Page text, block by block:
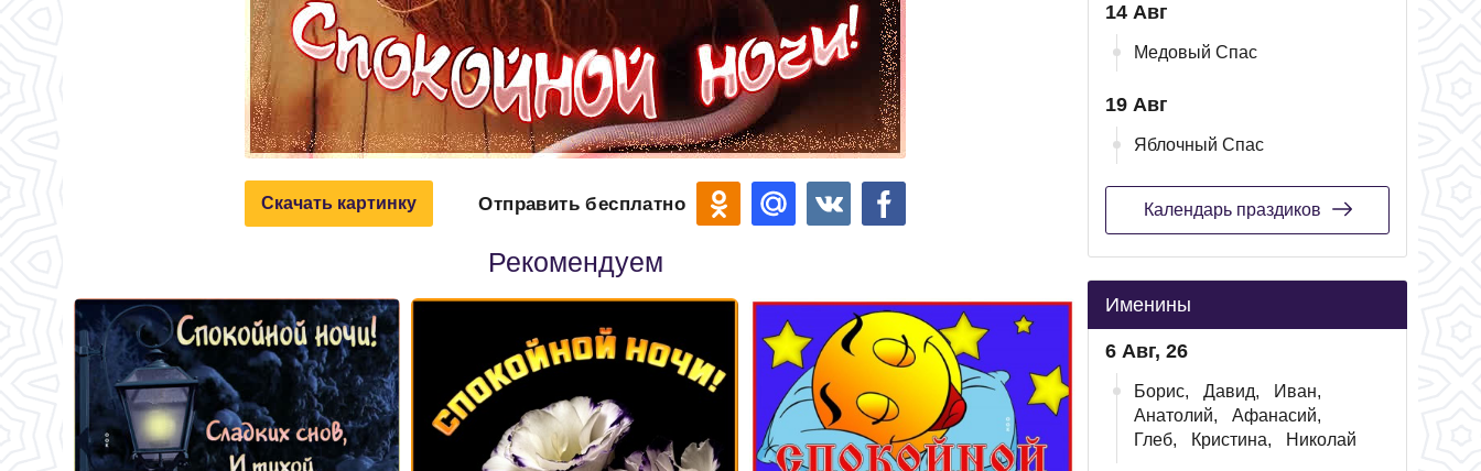
Скачать картинку Отправить бесплатно
Рекомендуем
14 Авг
Медовый Спас
19 Авг
Яблочный Спас
Календарь праздиков
Именины
6 Авг, 26
Борис, Давид,
Иван,
Анатолий,
Афанасий,
Глеб,
Кристина, Николай